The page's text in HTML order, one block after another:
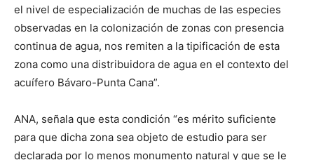
el nivel de especialización de muchas de las especies
observadas en la colonización de zonas con presencia
continua de agua, nos remiten a la tipificación de esta
zona como una distribuidora de agua en el contexto del
acuífero Bávaro-Punta Cana”.
ANA, señala que esta condición “es mérito suficiente
para que dicha zona sea objeto de estudio para ser
declarada por lo menos monumento natural y que se le